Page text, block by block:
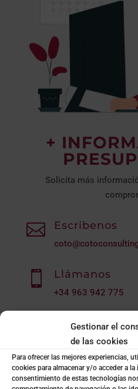
Gestionar el
de las cookies
Para ofrecer las mejores experiencias,
cookies para almacenar y/o acceder a
consentimiento de estas tecnologías
+
Solicita más
 Escríbenos
 Llámanos
+34 963 942 775
Formulario